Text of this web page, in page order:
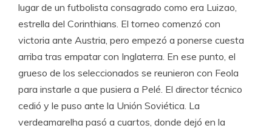
lugar de un futbolista consagrado como era Luizao,
estrella del Corinthians. El torneo comenzó con
victoria ante Austria, pero empezó a ponerse cuesta
arriba tras empatar con Inglaterra. En ese punto, el
grueso de los seleccionados se reunieron con Feola
para instarle a que pusiera a Pelé. El director técnico
cedió y le puso ante la Unión Soviética. La
verdeamarelha pasó a cuartos, donde dejó en la